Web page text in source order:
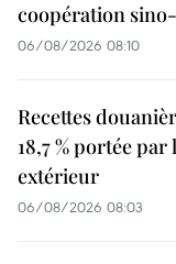
coopération
06/08/2026 08:10
Recettes
18,7 % portée
extérieur
06/08/2026 08:03